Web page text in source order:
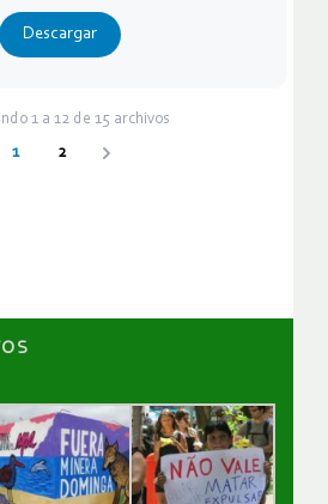
Descargar
1 a 12 de 15 archivos
1
2
Siguiente